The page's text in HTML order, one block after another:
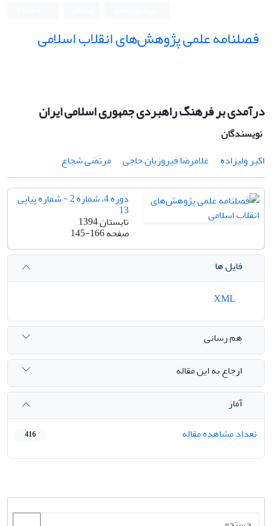
فصلنامه علمی پژوهش‌های انقلاب اسلامی
درآمدی بر فرهنگ راهبردی جمهوری اسلامی ایران
نویسندگان
اکبر ولیزاده
غلامرضا فیروزیان حاجی مرتضی شجاع
دوره 4، شماره 2 - شماره پیاپی
13
تابستان 1394
صفحه145-166
فایل ها
هم رسانی
ارجاع به این مقاله
آمار
تعداد مشاهده مقاله
416